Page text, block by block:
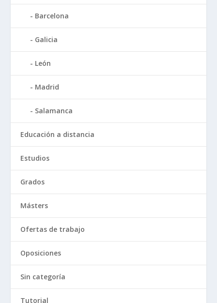
Barcelona
Galicia
León
Madrid
Salamanca
Educación a distancia
Estudios
Grados
Másters
Ofertas de trabajo
Oposiciones
Sin categoría
Tutorial